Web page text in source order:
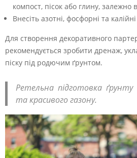
компост, пісок або глину, залежно
Внесіть азотні, фосфорні та
Для створення декоративного
рекомендується зробити дренаж,
піску під родючим ґрунтом.
Ретельна підготовка ґрунту
та красивого газону.